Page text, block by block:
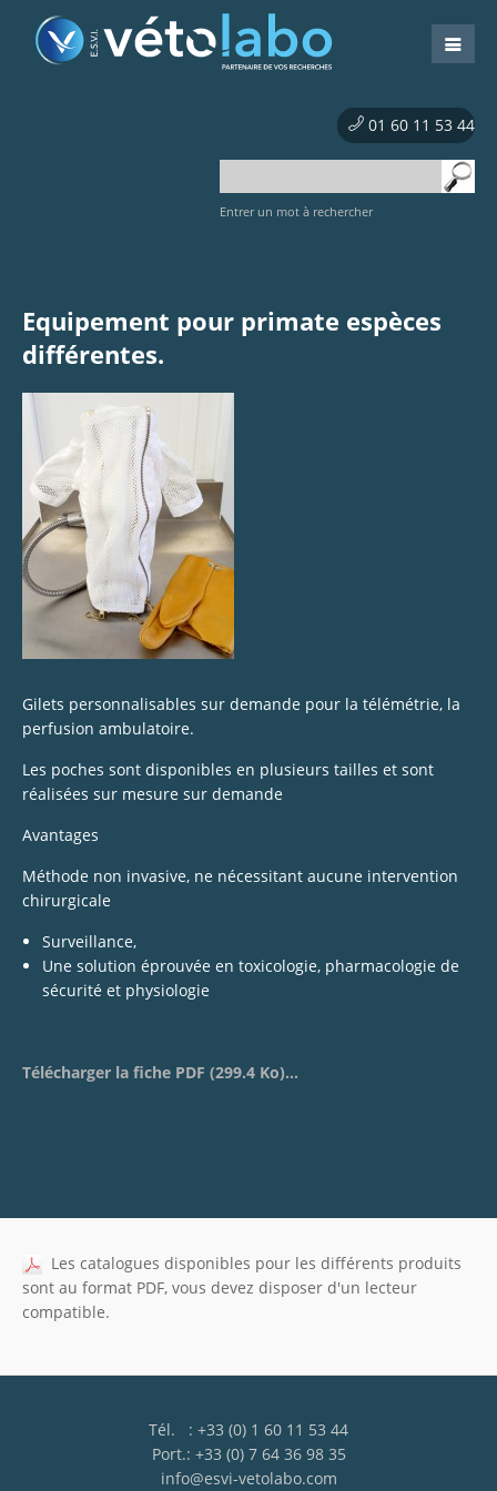
01 60 11 53 44
Entrer un mot à rechercher
Equipement pour primate espèces
différentes.
Gilets personnalisables sur demande pour la télémétrie, la
perfusion ambulatoire.
Les poches sont disponibles en plusieurs tailles et sont
réalisées sur mesure sur demande
Avantages
Méthode non invasive, ne nécessitant aucune intervention
chirurgicale
Surveillance,
Une solution éprouvée en toxicologie, pharmacologie de
sécurité et physiologie
Télécharger la fiche PDF (299.4 Ko)...
Les catalogues disponibles pour les différents produits
sont au format PDF, vous devez disposer d'un lecteur
compatible.
Tél. : +33 (0) 1 60 11 53 44
Port.: +33 (0) 7 64 36 98 35
info@esvi-vetolabo.com